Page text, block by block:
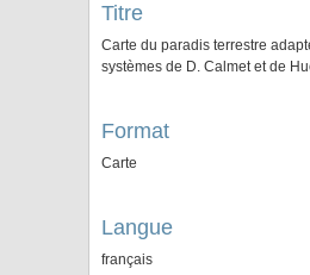
Titre
Carte du paradis terrestre
systèmes de D. Calmet et de
Format
Carte
Langue
français